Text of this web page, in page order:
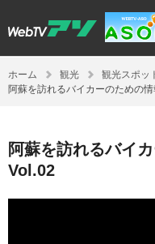
ホーム 観光
観光スポッ
阿蘇を訪れるバイカーのための
阿蘇を訪れるバイ
Vol.02